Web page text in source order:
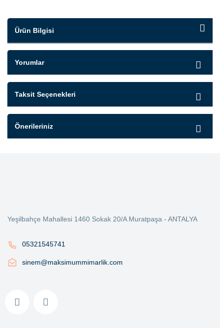
Ürün Bilgisi
Yorumlar
Taksit Seçenekleri
Önerileriniz
Yeşilbahçe Mahallesi 1460 Sokak 20/A Muratpaşa - ANTALYA
05321545741
sinem@maksimummimarlik.com